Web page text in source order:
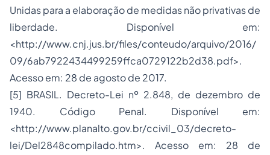
Unidas para a elaboração de medidas não privativas de
liberdade. Disponível em:
<http://www.cnj.jus.br/files/conteudo/arquivo/2016/
09/6ab7922434499259ffca0729122b2d38.pdf>.
Acesso em: 28 de agosto de 2017.
[5] BRASIL. Decreto-Lei nº 2.848, de dezembro de
1940. Código Penal. Disponível em:
<http://www.planalto.gov.br/ccivil_03/decreto-
lei/Del2848compilado.htm>. Acesso em: 28 de